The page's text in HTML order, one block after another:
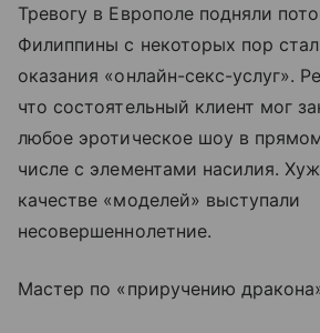
Тревогу в Европоле подняли
Филиппины с некоторых пор
оказания «онлайн-секс-услуг».
что состоятельный клиент мог
любое эротическое шоу в
числе с элементами насилия.
качестве «моделей» выступали
несовершеннолетние.
Мастер по «приручению